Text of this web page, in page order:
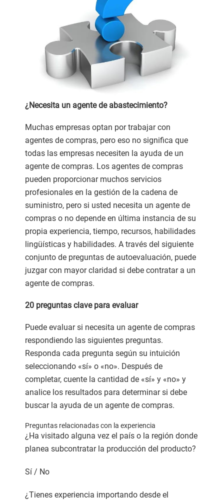
¿Necesita un agente de abastecimiento?
Muchas empresas optan por trabajar con
agentes de compras, pero eso no significa que
todas las empresas necesiten la ayuda de un
agente de compras. Los agentes de compras
pueden proporcionar muchos servicios
profesionales en la gestión de la cadena de
suministro, pero si usted necesita un agente de
compras o no depende en última instancia de su
propia experiencia, tiempo, recursos, habilidades
lingüísticas y habilidades. A través del siguiente
conjunto de preguntas de autoevaluación, puede
juzgar con mayor claridad si debe contratar a un
agente de compras.
20 preguntas clave para evaluar
Puede evaluar si necesita un agente de compras
respondiendo las siguientes preguntas.
Responda cada pregunta según su intuición
seleccionando «sí» o «no». Después de
completar, cuente la cantidad de «sí» y «no» y
analice los resultados para determinar si debe
buscar la ayuda de un agente de compras.
Preguntas relacionadas con la experiencia
¿Ha visitado alguna vez el país o la región donde
planea subcontratar la producción del producto?
Sí / No
¿Tienes experiencia importando desde el